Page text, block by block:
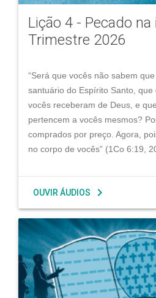
Lição 4 - Pecado na
Trimestre 2026
“Será que vocês não sabem
santuário do Espírito Santo, que
vocês receberam de Deus, e
pertencem a vocês mesmos?
comprados por preço. Agora,
no corpo de vocês” (1Co 6:19,
OUVIR ÁUDIOS chevron_right